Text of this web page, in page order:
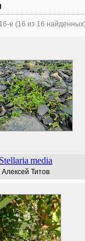
е (16 из 16
Stellaria media
Алексей Титов